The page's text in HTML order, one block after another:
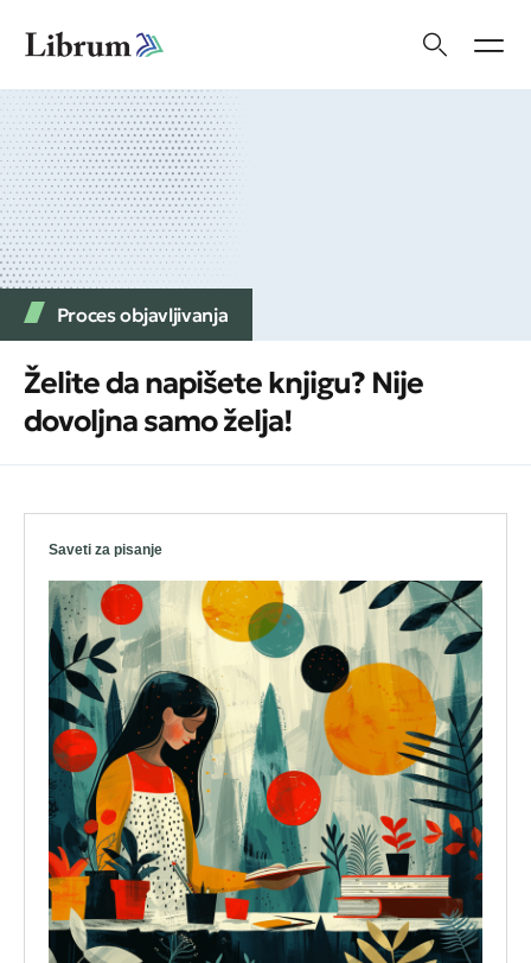
Proces objavljivanja
Želite da napišete knjigu? Nije
dovoljna samo želja!
Saveti za pisanje